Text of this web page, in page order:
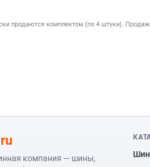
продаются комплектом (по 4 штуки).
компания — шины,